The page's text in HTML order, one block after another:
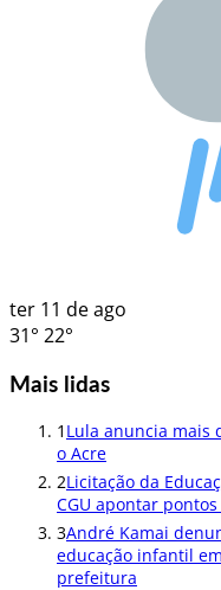
ter 11 de ago
31° 22°
Mais lidas
1 Lula anuncia mais
o Acre
2Licitação da
CGU apontar
3André Kamai
educação infantil
prefeitura